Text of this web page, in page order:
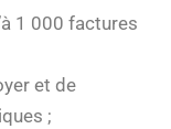
1 000 factures
et de
;